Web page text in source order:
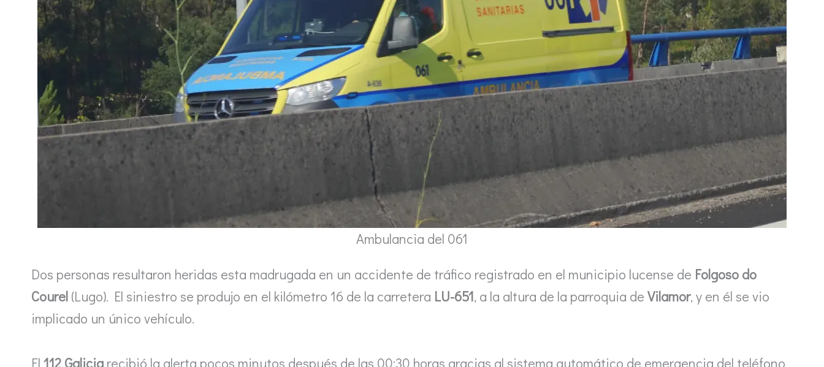
Ambulancia del 061
Dos personas resultaron heridas esta madrugada en un accidente de tráfico registrado en el municipio lucense de Folgoso do
Courel (Lugo). El siniestro se produjo en el kilómetro 16 de la carretera LU-651, a la altura de la parroquia de Vilamor, y en él se vio
implicado un único vehículo.
El 112 Galicia recibió la alerta pocos minutos después de las 00:30 horas gracias al sistema automático de emergencia del teléfono